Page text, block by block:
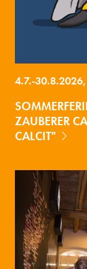
4.7.-
ZAUBERER
CALCIT"